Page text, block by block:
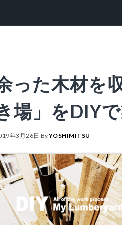
った木材を
場」をDIY
年3月26日 ByYOSHIMITSU